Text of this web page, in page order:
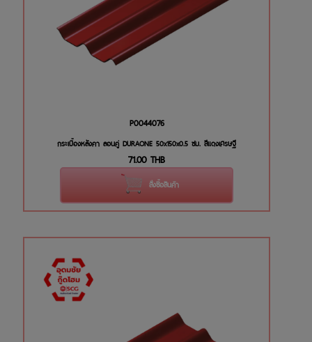
P0044076
กระเบื้องหลังคา ลอนคู่ DURAONE 50x150x0.5 ซม. สีแดงเศรษฐี
71.00 THB
สั่งซื้อสินค้า